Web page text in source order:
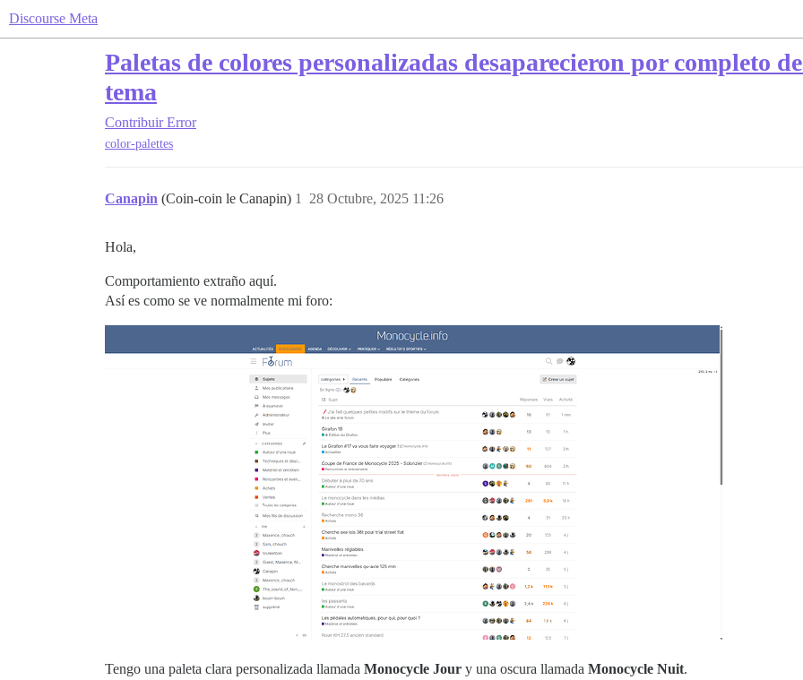
Discourse Meta
Paletas de colores personalizadas desaparecieron por completo
tema
Contribuir Error
color-palettes
Canapin (Coin-coin le Canapin) 28 Octubre, 2025 11:26
1
Hola,
Comportamiento extraño aquí.
Así es como se ve normalmente mi foro:
Tengo una paleta clara personalizada llamada Monocycle Jour y una oscura llamada Monocycle Nuit.